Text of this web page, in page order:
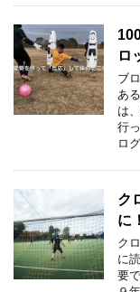
ロ
ブ
あ
は
行
ロ
ク
に
ク
に
要